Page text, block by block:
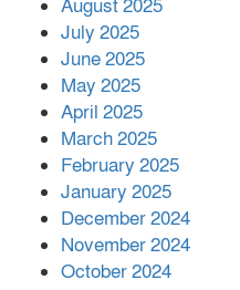
August 2025
July 2025
June 2025
May 2025
April 2025
March 2025
February 2025
January 2025
December 2024
November 2024
October 2024